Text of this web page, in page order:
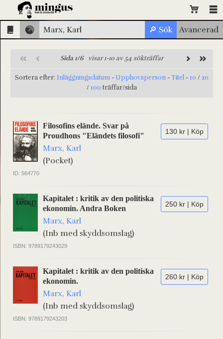
Sida 1/6visar 1-10 av 54 sökträffar
Sortera efter: Inläggningsdatum - Upphovsperson -Titel - 10 / 20
/ 100 träffar/sida
130 kr | Köp
Filosofins elände. Svar på
Proudhons "Eländets filosofi"
Marx, Karl
(Pocket)
ID: 564770
250 kr | Köp
Kapitalet : kritik av den politiska
ekonomin. Andra Boken
Marx, Karl
(Inb med skyddsomslag)
ISBN: 9789179243029
260 kr | Köp
Kapitalet : kritik av den politiska
ekonomin.
Marx, Karl
(Inb med skyddsomslag)
ISBN: 9789179243203